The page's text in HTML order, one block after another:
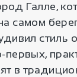
Галле,
самом
стиль
первых,
в